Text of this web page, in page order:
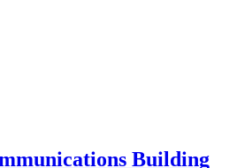
Building